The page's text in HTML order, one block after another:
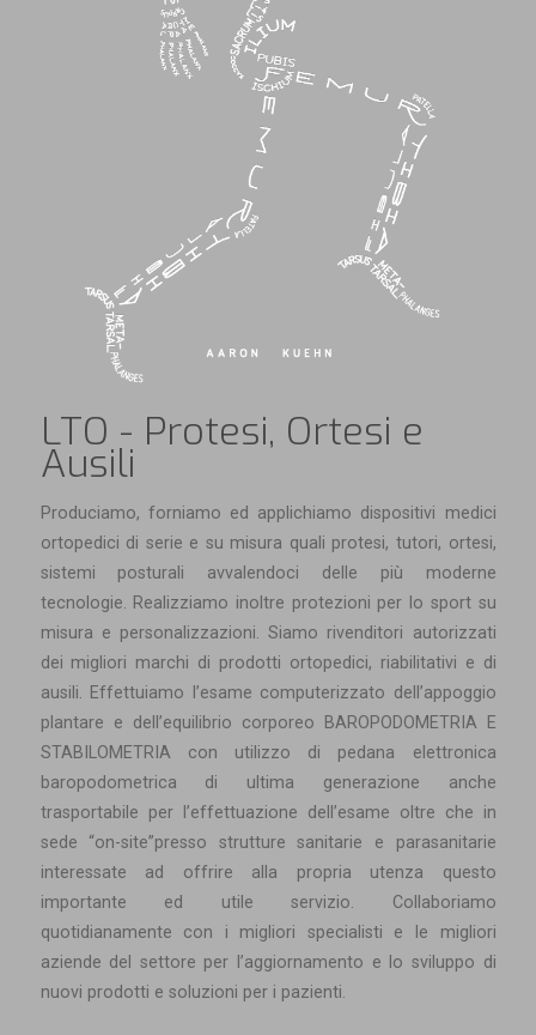
LTO - Protesi, Ortesi e
Ausili
Produciamo, forniamo ed applichiamo dispositivi medici
ortopedici di serie e su misura quali protesi, tutori, ortesi,
sistemi posturali avvalendoci delle più moderne
tecnologie. Realizziamo inoltre protezioni per lo sport su
misura e personalizzazioni. Siamo rivenditori autorizzati
dei migliori marchi di prodotti ortopedici, riabilitativi e di
ausili. Effettuiamo l’esame computerizzato dell’appoggio
plantare e dell’equilibrio corporeo BAROPODOMETRIA E
STABILOMETRIA con utilizzo di pedana elettronica
baropodometrica di ultima generazione anche
trasportabile per l’effettuazione dell’esame oltre che in
sede “on-site”presso strutture sanitarie e parasanitarie
interessate ad offrire alla propria utenza questo
importante ed utile servizio. Collaboriamo
quotidianamente con i migliori specialisti e le migliori
aziende del settore per l’aggiornamento e lo sviluppo di
nuovi prodotti e soluzioni per i pazienti.